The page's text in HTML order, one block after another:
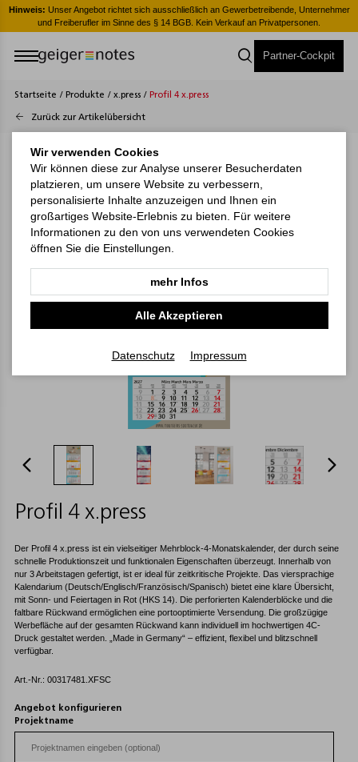
Hinweis: Unser Angebot richtet sich ausschließlich an Gewerbetreibende, Unternehmer
und Freiberufler im Sinne des § 14 BGB. Kein Verkauf an Privatpersonen.
Partner-Cockpit
Startseite / Produkte / x.press / Profil 4 x.press
Zurück zur Artikelübersicht
Profil 4 x.press
Der Profil 4 x.press ist ein vielseitiger Mehrblock-4-Monatskalender, der durch seine
schnelle Produktionszeit und funktionalen Eigenschaften überzeugt. Innerhalb von
nur 3 Arbeitstagen gefertigt, ist er ideal für zeitkritische Projekte. Das viersprachige
Kalendarium (Deutsch/Englisch/Französisch/Spanisch) bietet eine klare Übersicht,
mit Sonn- und Feiertagen in Rot (HKS 14). Die perforierten Kalenderblöcke und die
faltbare Rückwand ermöglichen eine portooptimierte Versendung. Die großzügige
Werbefläche auf der gesamten Rückwand kann individuell im hochwertigen 4C-
Druck gestaltet werden. „Made in Germany“ – effizient, flexibel und blitzschnell
verfügbar.
Art.-Nr.: 00317481.XFSC
Angebot konfigurieren
Projektname
Wir verwenden Cookies
Wir können diese zur Analyse unserer Besucherdaten
platzieren, um unsere Website zu verbessern,
personalisierte Inhalte anzuzeigen und Ihnen ein
großartiges Website-Erlebnis zu bieten. Für weitere
Informationen zu den von uns verwendeten Cookies
öffnen Sie die Einstellungen.
mehr Infos
Alle Akzeptieren
Datenschutz Impressum